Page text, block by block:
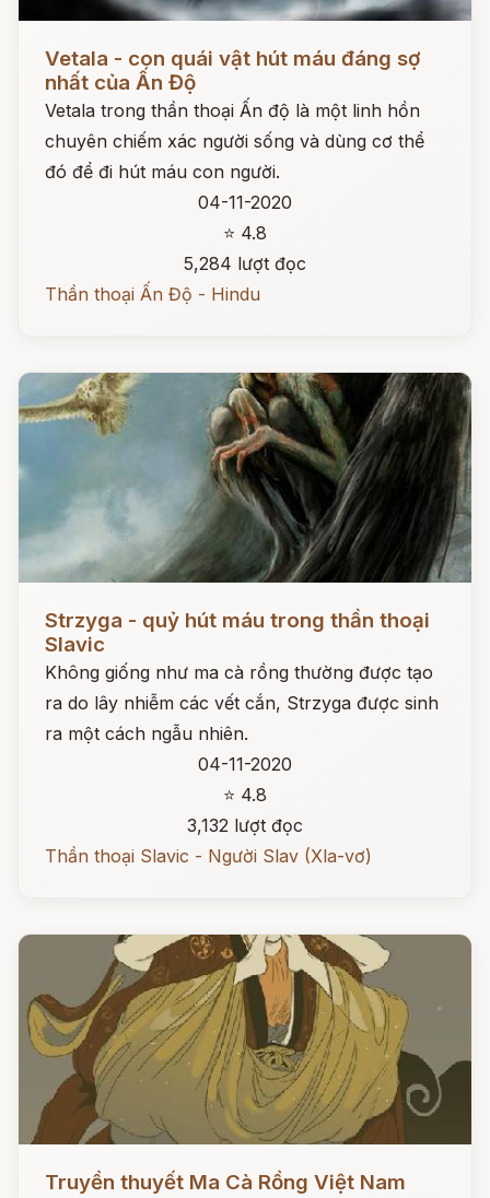
Vetala - con quái vật hút máu đáng sợ
nhất của Ấn Độ
Vetala trong thần thoại Ấn độ là một linh hồn
chuyên chiếm xác người sống và dùng cơ thể
đó để đi hút máu con người.
04-11-2020
⭐ 4.8
5,284 lượt đọc
Thần thoại Ấn Độ - Hindu
Strzyga - quỷ hút máu trong thần thoại
Slavic
Không giống như ma cà rồng thường được tạo
ra do lây nhiễm các vết cắn, Strzyga được sinh
ra một cách ngẫu nhiên.
04-11-2020
⭐ 4.8
3,132 lượt đọc
Thần thoại Slavic - Người Slav (Xla-vơ)
Đọc ngay
Truyền thuyết Ma Cà Rồng Việt Nam